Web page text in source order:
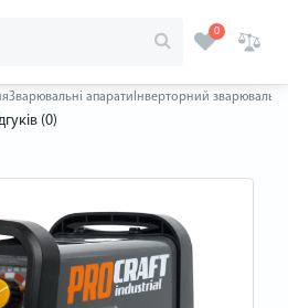
0
Зварювальні апарати Інверторний
(0)